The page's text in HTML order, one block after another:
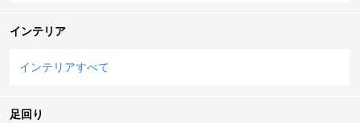
インテリア
インテリアすべて
足回り